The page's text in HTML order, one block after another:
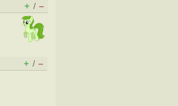
+ / –
+ / –